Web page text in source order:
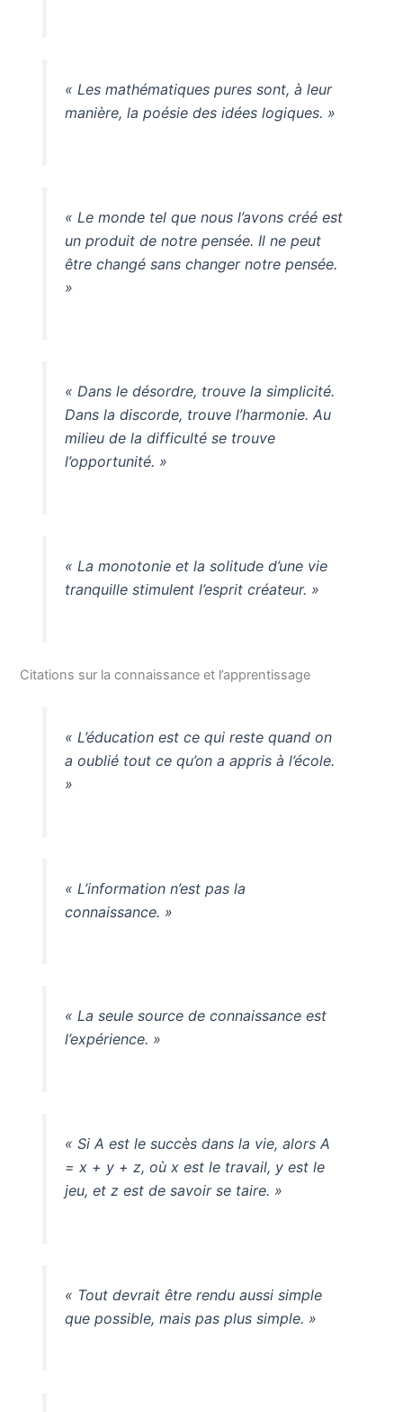
« Les mathématiques pures sont, à leur
manière, la poésie des idées logiques. »
« Le monde tel que nous l’avons créé est
un produit de notre pensée. Il ne peut
être changé sans changer notre pensée.
»
« Dans le désordre, trouve la simplicité.
Dans la discorde, trouve l’harmonie. Au
milieu de la difficulté se trouve
l’opportunité. »
« La monotonie et la solitude d’une vie
tranquille stimulent l’esprit créateur. »
Citations sur la connaissance et l’apprentissage
« L’éducation est ce qui reste quand on
a oublié tout ce qu’on a appris à l’école.
»
« L’information n’est pas la
connaissance. »
« La seule source de connaissance est
l’expérience. »
« Si A est le succès dans la vie, alors A
= x + y + z, où x est le travail, y est le
jeu, et z est de savoir se taire. »
« Tout devrait être rendu aussi simple
que possible, mais pas plus simple. »